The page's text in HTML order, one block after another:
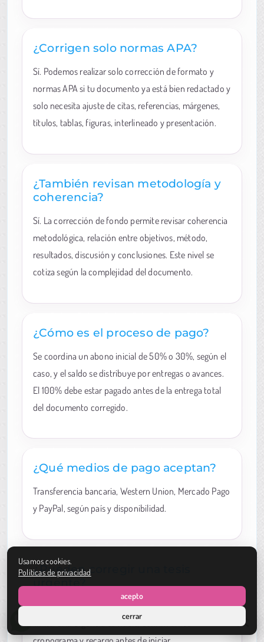
¿Corrigen solo normas APA?
Sí. Podemos realizar solo corrección de formato y
normas APA si tu documento ya está bien redactado y
solo necesita ajuste de citas, referencias, márgenes,
títulos, tablas, figuras, interlineado y presentación.
¿También revisan metodología y
coherencia?
Sí. La corrección de fondo permite revisar coherencia
metodológica, relación entre objetivos, método,
resultados, discusión y conclusiones. Este nivel se
cotiza según la complejidad del documento.
¿Cómo es el proceso de pago?
Se coordina un abono inicial de 50% o 30%, según el
caso, y el saldo se distribuye por entregas o avances.
El 100% debe estar pagado antes de la entrega total
del documento corregido.
¿Qué medios de pago aceptan?
Transferencia bancaria, Western Union, Mercado Pago
y PayPal, según país y disponibilidad.
¿Pueden corregir una tesis
urgente?
Sí, pero primero revisamos el documento y la fecha
límite. Si la urgencia es viable, confirmamos
Usamos cookies.
Políticas de privacidad
acepto
cerrar